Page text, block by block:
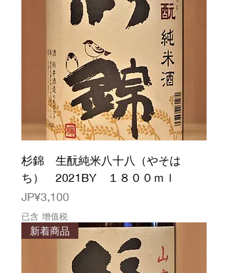
杉錦 生酛純米八十八（やそは
ち） 2021BY １８００ｍｌ
價格
JP¥3,100
已含 增值税
新着商品